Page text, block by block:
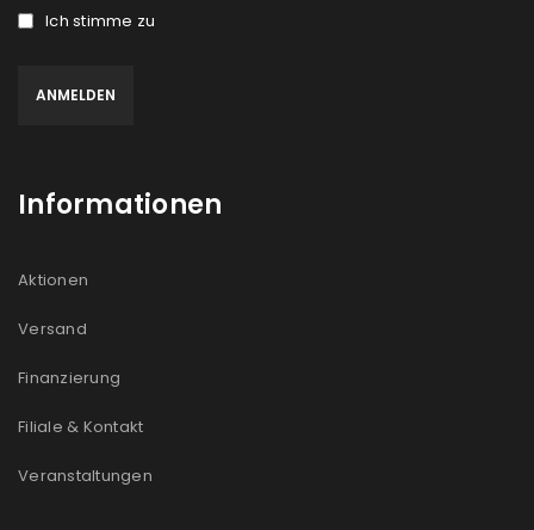
Ich stimme zu
Informationen
Aktionen
Versand
Finanzierung
Filiale & Kontakt
Veranstaltungen